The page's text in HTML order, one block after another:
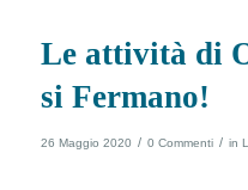
Le attività di
si Fermano!
26 Maggio 2020 / 0 Commenti / in